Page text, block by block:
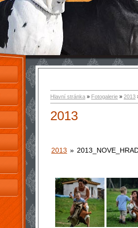
Hlavní stránka » Fotogalerie » 2013
2013
2013 »